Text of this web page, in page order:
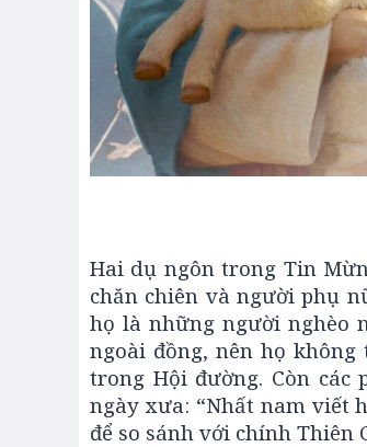
Hai dụ ngôn trong Tin
chăn chiên và người phụ
họ là những người nghèo
ngoài đồng, nên họ
trong Hội đường. Còn
ngày xưa: “Nhất nam viết
để so sánh với chính Thiên